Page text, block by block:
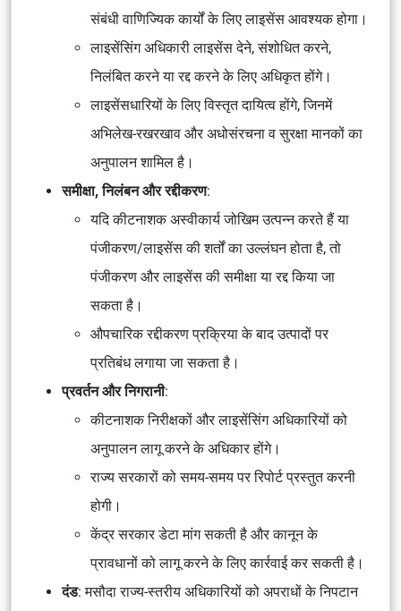
संबंधी वाणिज्यिक कार्यों के लिए लाइसेंस आवश्यक होगा।
लाइसेंसिंग अधिकारी लाइसेंस देने, संशोधित करने,
निलंबित करने या रद्द करने के लिए अधिकृत होंगे।
लाइसेंसधारियों के लिए विस्तृत दायित्व होंगे, जिनमें
अभिलेख-रखरखाव और अधोसंरचना व सुरक्षा मानकों का
अनुपालन शामिल है।
समीक्षा, निलंबन और रद्दीकरण:
यदि कीटनाशक अस्वीकार्य जोखिम उत्पन्न करते हैं या
पंजीकरण/लाइसेंस की शर्तों का उल्लंघन होता है, तो
पंजीकरण और लाइसेंस की समीक्षा या रद्द किया जा
सकता है।
औपचारिक रद्दीकरण प्रक्रिया के बाद उत्पादों पर
प्रतिबंध लगाया जा सकता है।
प्रवर्तन और निगरानी:
कीटनाशक निरीक्षकों और लाइसेंसिंग अधिकारियों को
अनुपालन लागू करने के अधिकार होंगे।
राज्य सरकारों को समय-समय पर रिपोर्ट प्रस्तुत करनी
होगी।
केंद्र सरकार डेटा मांग सकती है और कानून के
प्रावधानों को लागू करने के लिए कार्रवाई कर सकती है।
दंड: मसौदा राज्य-स्तरीय अधिकारियों को अपराधों के निपटान